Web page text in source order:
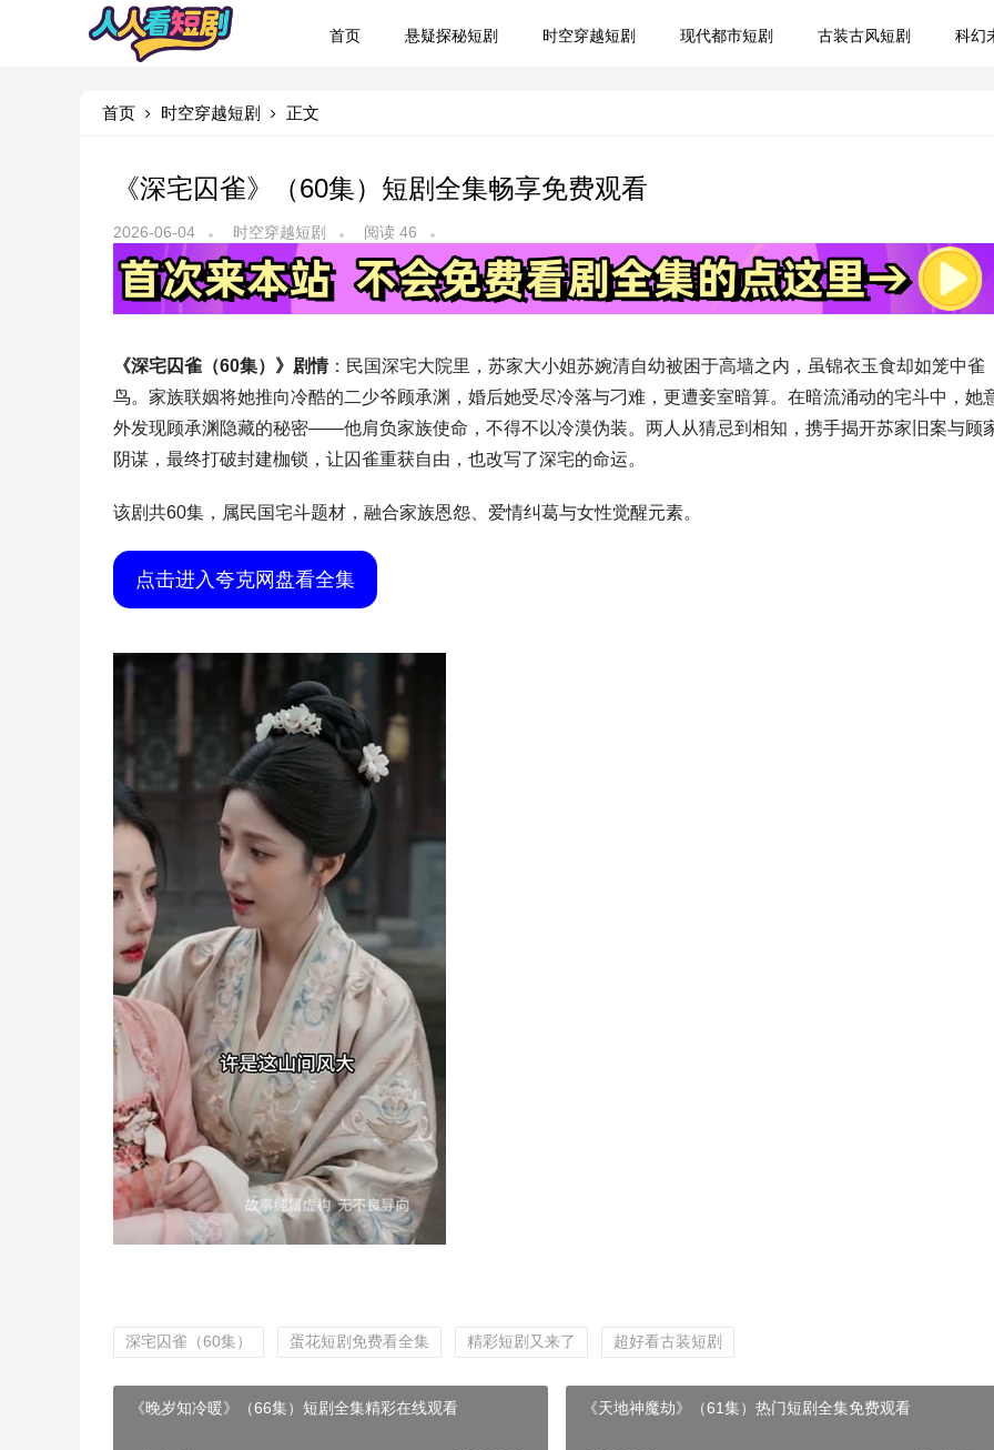
首页 悬疑探秘短剧 时空穿越短剧 现代都市短剧 古装古风短剧 科幻
首页 时空穿越短剧 正文
《深宅囚雀》（60集）短剧全集畅享免费观看
2026-06-04 时空穿越短剧 阅读 46
《深宅囚雀（60集）》剧情：民国深宅大院里，苏家大小姐苏婉清自幼被困于高墙之内，虽锦衣玉食却如笼中雀
鸟。家族联姻将她推向冷酷的二少爷顾承渊，婚后她受尽冷落与刁难，更遭妾室暗算。在暗流涌动的宅斗中，她
外发现顾承渊隐藏的秘密——他肩负家族使命，不得不以冷漠伪装。两人从猜忌到相知，携手揭开苏家旧案与顾
阴谋，最终打破封建枷锁，让囚雀重获自由，也改写了深宅的命运。
该剧共60集，属民国宅斗题材，融合家族恩怨、爱情纠葛与女性觉醒元素。
点击进入夸克网盘看全集
深宅囚雀（60集） 蛋花短剧免费看全集 精彩短剧又来了 超好看古装短剧
《晚岁知冷暖》（66集）短剧全集精彩在线观看 《天地神魔劫》（61集）热门短剧全集免费观看